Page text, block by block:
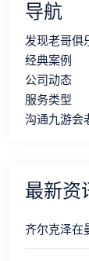
导航
发现老哥俱
经典案例
公司动态
服务类型
沟通九游会
最新资
齐尔克泽在